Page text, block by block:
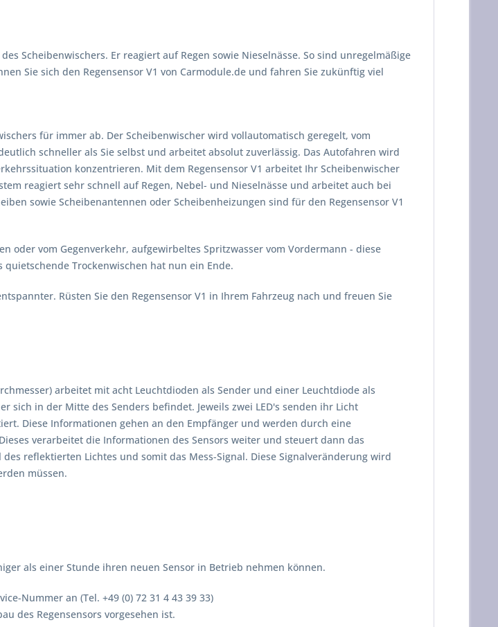
Scheibenwischers. Er reagiert auf Regen sowie Nieselnässe. So sind unregelmäßige
Sie sich den Regensensor V1 von Carmodule.de und fahren Sie zukünftig viel
für immer ab. Der Scheibenwischer wird vollautomatisch geregelt, vom
schneller als Sie selbst und arbeitet absolut zuverlässig. Das Autofahren wird
konzentrieren. Mit dem Regensensor V1 arbeitet Ihr Scheibenwischer
reagiert sehr schnell auf Regen, Nebel- und Nieselnässe und arbeitet auch bei
sowie Scheibenantennen oder Scheibenheizungen sind für den Regensensor V1
oder vom Gegenverkehr, aufgewirbeltes Spritzwasser vom Vordermann - diese
Trockenwischen hat nun ein Ende.
Rüsten Sie den Regensensor V1 in Ihrem Fahrzeug nach und freuen Sie
arbeitet mit acht Leuchtdioden als Sender und einer Leuchtdiode als
sich in der Mitte des Senders befindet. Jeweils zwei LED's senden ihr Licht
Diese Informationen gehen an den Empfänger und werden durch eine
verarbeitet die Informationen des Sensors weiter und steuert dann das
reflektierten Lichtes und somit das Mess-Signal. Diese Signalveränderung wird
müssen.
als einer Stunde ihren neuen Sensor in Betrieb nehmen können.
Nummer an (Tel. +49 (0) 72 31 4 43 39 33)
des Regensensors vorgesehen ist.